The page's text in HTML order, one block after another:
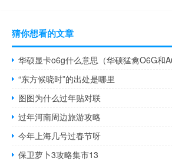
猜你想看的文章
华硕显卡o6g什么意思（华硕猛禽O6G和
“东方候晓时”的出处是哪里
图图为什么过年贴对联
过年河南周边旅游攻略
今年上海几号过春节呀
保卫萝卜3攻略集市13